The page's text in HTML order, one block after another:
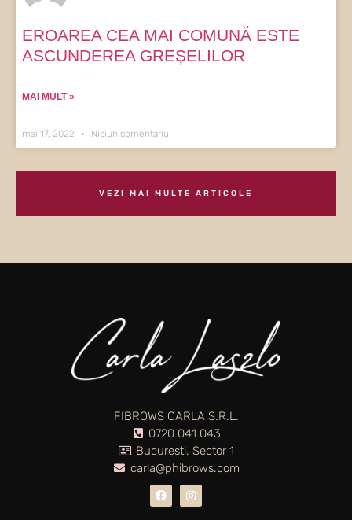
EROAREA CEA MAI COMUNĂ ESTE
ASCUNDEREA GREȘELILOR
MAI MULT »
mai 17, 2022 Niciun comentariu
VEZI MAI MULTE ARTICOLE
FIBROWS CARLA S.R.L.
0720 041 043
Bucuresti, Sector 1
carla@phibrows.com